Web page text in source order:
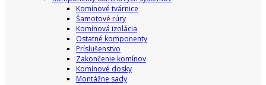
Komínové tvárnice
Šamotové rúry
Komínová izolácia
Ostatné komponenty
Príslušenstvo
Zakončenie komínov
Komínové dosky
Montážne sady